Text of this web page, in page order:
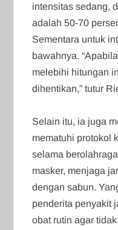
intensitas sedang,
adalah 50-70
Sementara untuk
bawahnya.
melebihi hitungan
dihentikan,” tutur
Selain itu, ia juga
mematuhi protokol
selama
masker, menjaga
dengan sabun.
penderita penyakit
obat rutin agar